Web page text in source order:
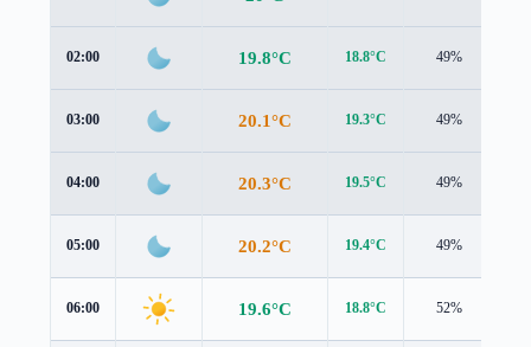
02:00 19.8°C 18.8°C 49%
03:00 20.1°C 19.3°C 49%
04:00 20.3°C 19.5°C 49%
05:00 20.2°C 19.4°C 49%
06:00 19.6°C 18.8°C 52%